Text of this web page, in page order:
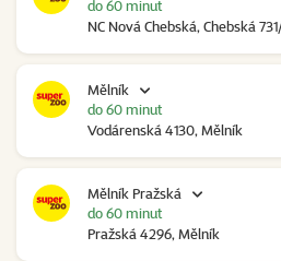
NC Nová Chebská, Chebská
do 60 minut
Mělník
Vodárenská 4130, Mělník
do 60 minut
Mělník Pražská
Pražská 4296, Mělník
do 60 minut